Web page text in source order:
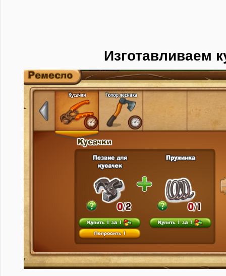
Изготавливаем